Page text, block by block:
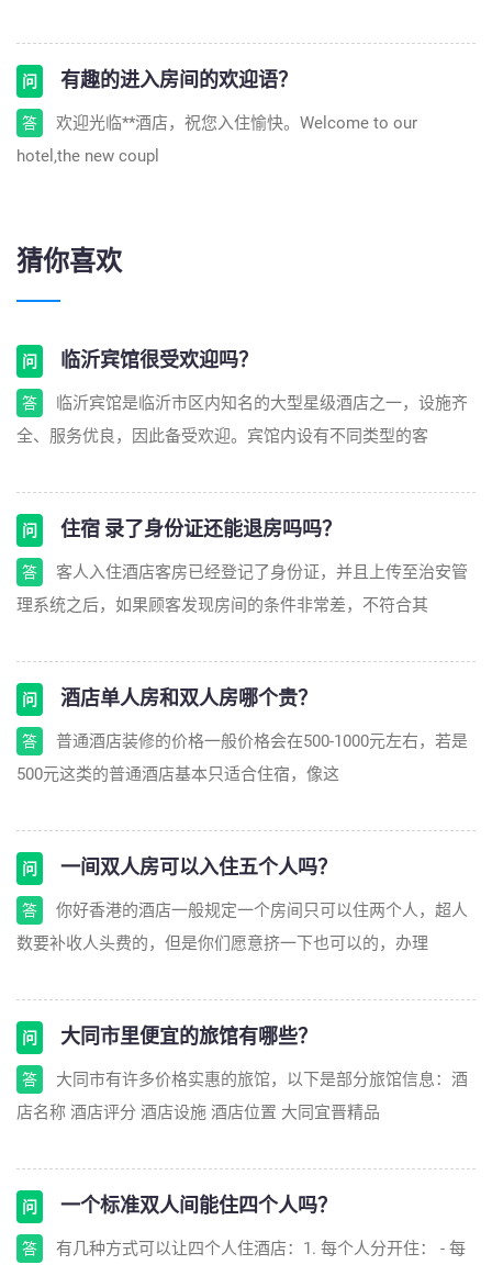
问 有趣的进入房间的欢迎语？
答
欢迎光临**酒店，祝您入住愉快。Welcome to our
hotel,the new coupl
猜你喜欢
问 临沂宾馆很受欢迎吗？
答
临沂宾馆是临沂市区内知名的大型星级酒店之一，设施齐
全、服务优良，因此备受欢迎。宾馆内设有不同类型的客
问 住宿 录了身份证还能退房吗吗？
答
客人入住酒店客房已经登记了身份证，并且上传至治安管
理系统之后，如果顾客发现房间的条件非常差，不符合其
问 酒店单人房和双人房哪个贵？
答
普通酒店装修的价格一般价格会在500-1000元左右，若是
500元这类的普通酒店基本只适合住宿，像这
问 一间双人房可以入住五个人吗？
答
你好香港的酒店一般规定一个房间只可以住两个人，超人
数要补收人头费的，但是你们愿意挤一下也可以的，办理
问 大同市里便宜的旅馆有哪些？
答
大同市有许多价格实惠的旅馆，以下是部分旅馆信息：酒
店名称 酒店评分 酒店设施 酒店位置 大同宜晋精品
问 一个标准双人间能住四个人吗？
答
有几种方式可以让四个人住酒店：1. 每个人分开住： - 每